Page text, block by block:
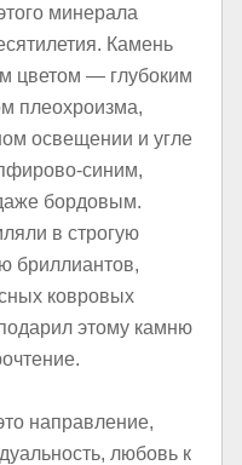
минерала
Камень
цветом — глубоким
плеохроизма,
освещении и угле
синим,
бордовым.
в строгую
бриллиантов,
ковровых
этому камню
направление,
любовь к